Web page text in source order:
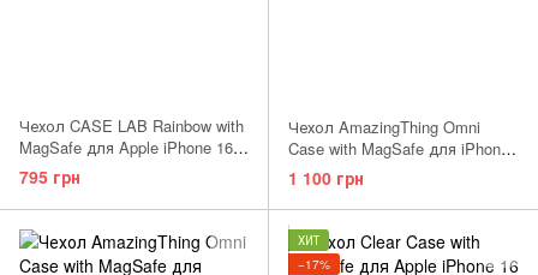
Чехол CASE LAB Rainbow with
MagSafe для Apple iPhone 16
Pro Max Colorful
795 грн
Чехол AmazingThing Omni
Case with MagSafe для iPhone
16 Pro Max Rose Gold
1 100 грн
ХИТ
−17%